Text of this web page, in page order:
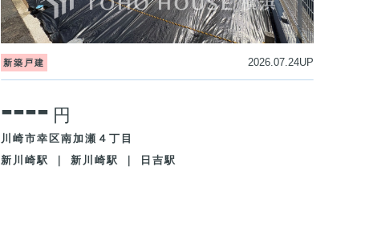
新築戸建 2026.07.24UP
---- 円
川崎市幸区南加瀬４丁目
新川崎駅 ｜ 新川崎駅 ｜ 日吉駅